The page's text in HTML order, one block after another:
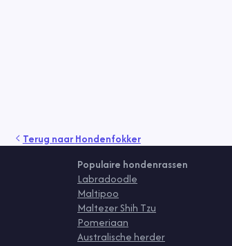
Terug naarHondenfokker
Populaire hondenrassen
Labradoodle
Maltipoo
Maltezer Shih Tzu
Pomeriaan
Australische herder